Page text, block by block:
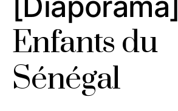
Enfants du
Sénégal